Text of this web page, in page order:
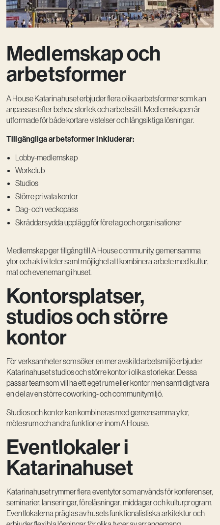
Medlemskap och
arbetsformer
A House Katarinahuset erbjuder flera olika arbetsformer som kan
anpassas efter behov, storlek och arbetssätt. Medlemskapen är
utformade för både kortare vistelser och långsiktiga lösningar.
Tillgängliga arbetsformer inkluderar:
Lobby-medlemskap
Workclub
Studios
Större privata kontor
Dag- och veckopass
Skräddarsydda upplägg för företag och organisationer
Medlemskap ger tillgång till A House community, gemensamma
ytor och aktiviteter samt möjlighet att kombinera arbete med kultur,
mat och evenemang i huset.
Kontorsplatser,
studios och större
kontor
För verksamheter som söker en mer avskild arbetsmiljö erbjuder
Katarinahuset studios och större kontor i olika storlekar. Dessa
passar team som vill ha ett eget rum eller kontor men samtidigt vara
en del av en större coworking- och communitymiljö.
Studios och kontor kan kombineras med gemensamma ytor,
mötesrum och andra funktioner inom A House.
Eventlokaler i
Katarinahuset
Katarinahuset rymmer flera eventytor som används för konferenser,
seminarier, lanseringar, föreläsningar, middagar och kulturprogram.
Eventlokalerna präglas av husets funktionalistiska arkitektur och